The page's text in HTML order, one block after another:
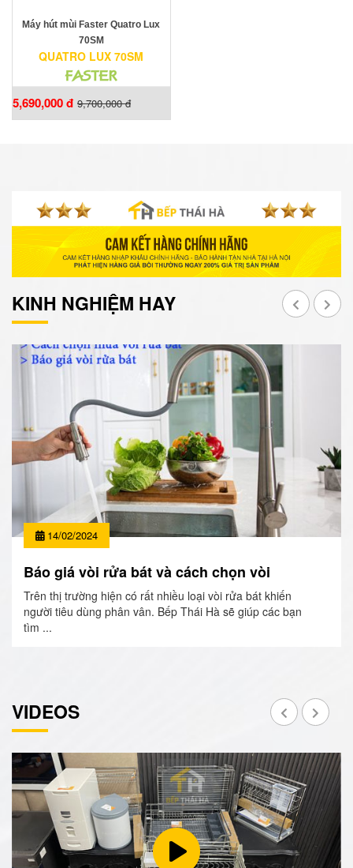
Máy hút mùi Faster Quatro Lux
70SM
QUATRO LUX 70SM
5,690,000 đ 9,700,000 đ
KINH NGHIỆM HAY
14/02/2024
Báo giá vòi rửa bát và cách chọn vòi
Trên thị trường hiện có rất nhiều loại vòi rửa bát khiến
người tiêu dùng phân vân. Bếp Thái Hà sẽ giúp các bạn
tìm ...
VIDEOS